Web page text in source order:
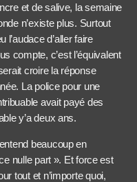
et de salive, la semaine
n’existe plus. Surtout
d’aller faire
compte, c’est l’équivalent
croire la réponse
La police pour une
avait payé des
y’a deux ans.
beaucoup en
nulle part ». Et force est
tout et n’importe quoi,